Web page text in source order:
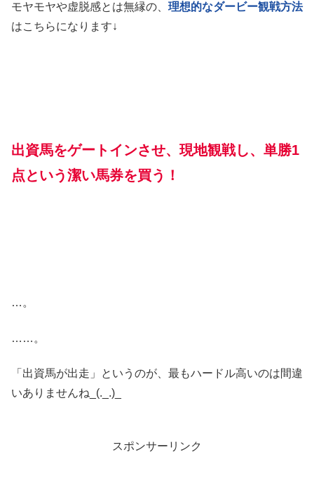
モヤモヤや虚脱感とは無縁の、 理想的なダービー観戦方法
はこちらになります↓
出資馬をゲートインさせ、現地観戦し、単勝1
点という潔い馬券を買う！
…。
……。
「出資馬が出走」というのが、最もハードル高いのは間違
いありませんね_(._.)_
スポンサーリンク